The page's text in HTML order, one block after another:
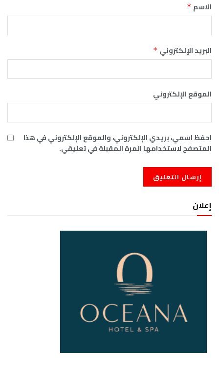
الاسم *
البريد الإلكتروني *
الموقع الإلكتروني
احفظ اسمي، بريدي الإلكتروني، والموقع الإلكتروني في هذا
المتصفح لاستخدامها المرة المقبلة في تعليقي.
إعلان